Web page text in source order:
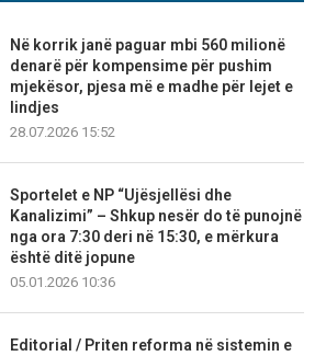
Në korrik janë paguar mbi 560 milionë
denarë për kompensime për pushim
mjekësor, pjesa më e madhe për lejet e
lindjes
28.07.2026 15:52
Sportelet e NP “Ujësjellësi dhe
Kanalizimi” – Shkup nesër do të punojnë
nga ora 7:30 deri në 15:30, e mërkura
është ditë jopune
05.01.2026 10:36
Editorial / Priten reforma në sistemin e